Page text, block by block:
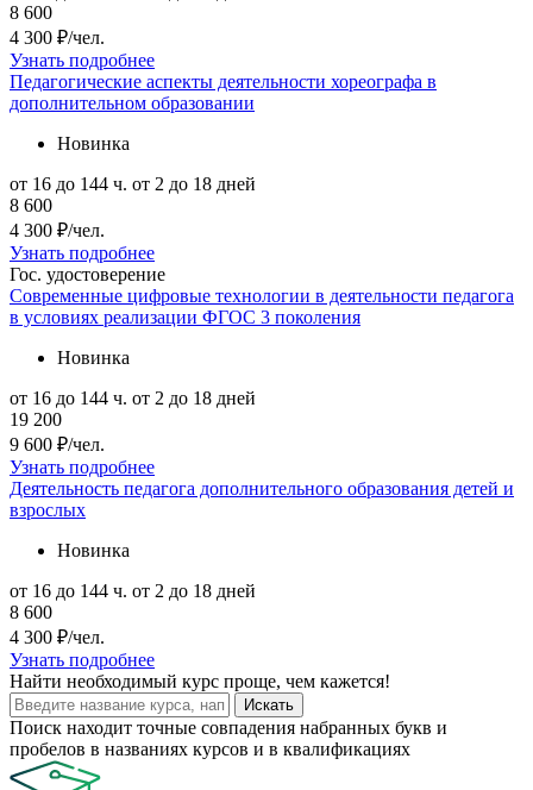
8 600
4 300 ₽/чел.
Узнать подробнее
Педагогические аспекты деятельности хореографа в
дополнительном образовании
Новинка
от 16 до 144 ч. от 2 до 18 дней
8 600
4 300 ₽/чел.
Узнать подробнее
Гос. удостоверение
Современные цифровые технологии в деятельности педагога
в условиях реализации ФГОС 3 поколения
Новинка
от 16 до 144 ч. от 2 до 18 дней
19 200
9 600 ₽/чел.
Узнать подробнее
Деятельность педагога дополнительного образования детей и
взрослых
Новинка
от 16 до 144 ч. от 2 до 18 дней
8 600
4 300 ₽/чел.
Узнать подробнее
Найти необходимый курс проще, чем кажется!
Искать
Поиск находит точные совпадения набранных букв и
пробелов в названиях курсов и в квалификациях